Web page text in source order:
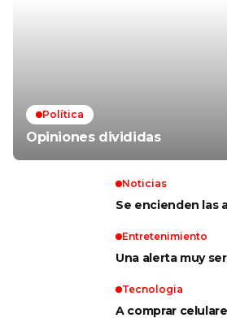
Política
Opiniones divididas
Noticias
Se encienden las
Entretenimiento
Una alerta muy
Tecnologia
A comprar